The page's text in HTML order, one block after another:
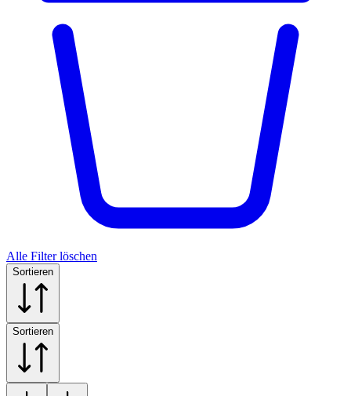
Alle Filter löschen
Sortieren
Sortieren